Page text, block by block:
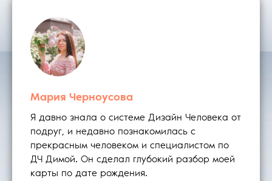
Мария Черноусова
Я давно знала о системе Дизайн Человека от
подруг, и недавно познакомилась с
прекрасным человеком и специалистом по
ДЧ Димой. Он сделал глубокий разбор моей
карты по дате рождения.⠀⠀⠀⠀⠀⠀